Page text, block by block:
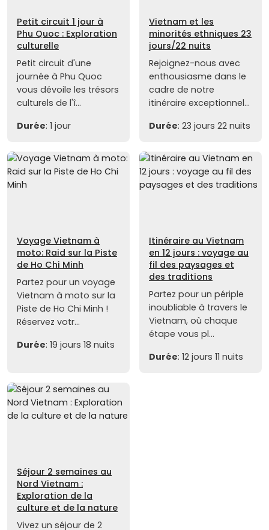
Petit circuit 1 jour à
Phu Quoc : Exploration
culturelle
Petit circuit d'une
journée à Phu Quoc
vous dévoile les trésors
culturels de l'î...
Durée: 1 jour
Vietnam et les
minorités ethniques 23
jours/22 nuits
Rejoignez-nous avec
enthousiasme dans le
cadre de notre
itinéraire exceptionnel...
Durée: 23 jours 22 nuits
Voyage Vietnam à
moto: Raid sur la Piste
de Ho Chi Minh
Partez pour un voyage
Vietnam à moto sur la
Piste de Ho Chi Minh !
Réservez votr...
Durée: 19 jours 18 nuits
Itinéraire au Vietnam
en 12 jours : voyage au
fil des paysages et
des traditions
Partez pour un périple
inoubliable à travers le
Vietnam, où chaque
étape vous pl...
Durée: 12 jours 11 nuits
Séjour 2 semaines au
Nord Vietnam :
Exploration de la
culture et de la nature
Vivez un séjour de 2